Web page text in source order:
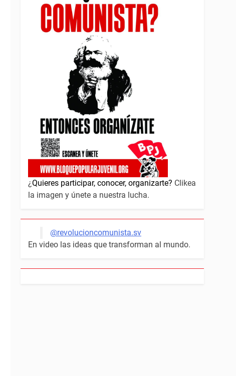
¿Quieres participar, conocer, organizarte? Clikea
la imagen y únete a nuestra lucha.
@revolucioncomunista.sv
En video las ideas que transforman al mundo.